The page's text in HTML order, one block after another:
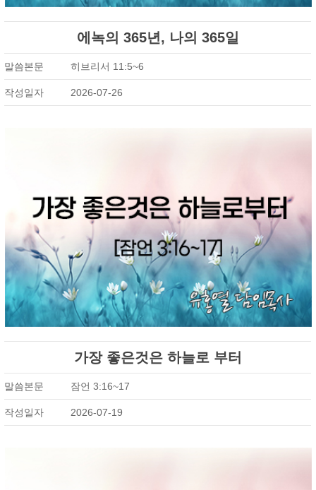
에녹의 365년, 나의 365일
말씀본문 히브리서 11:5~6
작성일자 2026-07-26
가장 좋은것은 하늘로 부터
말씀본문 잠언 3:16~17
작성일자 2026-07-19